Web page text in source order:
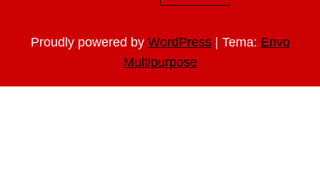
Proudly powered by WordPress | Tema: Envo
Multipurpose